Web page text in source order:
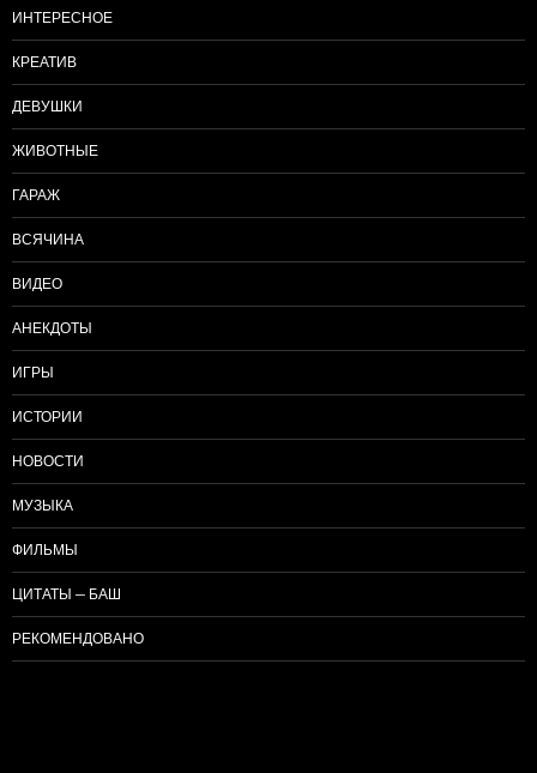
ИНТЕРЕСНОЕ
КРЕАТИВ
ДЕВУШКИ
ЖИВОТНЫЕ
ГАРАЖ
ВСЯЧИНА
ВИДЕО
АНЕКДОТЫ
ИГРЫ
ИСТОРИИ
НОВОСТИ
МУЗЫКА
ФИЛЬМЫ
ЦИТАТЫ — БАШ
РЕКОМЕНДОВАНО